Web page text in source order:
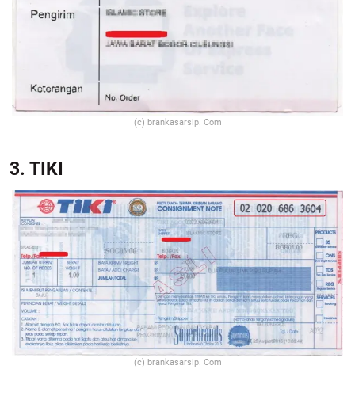
(c) brankasarsip. Com
3. TIKI
(c) brankasarsip. Com